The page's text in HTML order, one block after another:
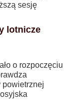
sesję
lotnicze
o rozpoczęciu
powietrznej